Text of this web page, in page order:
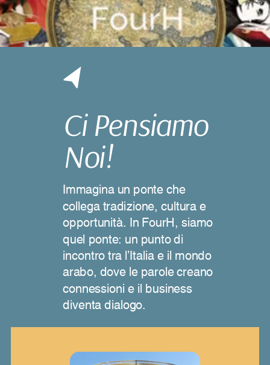
Ci Pensiamo
Noi!
Immagina un ponte che
collega tradizione, cultura e
opportunità. In FourH, siamo
quel ponte: un punto di
incontro tra l’Italia e il mondo
arabo, dove le parole creano
connessioni e il business
diventa dialogo.